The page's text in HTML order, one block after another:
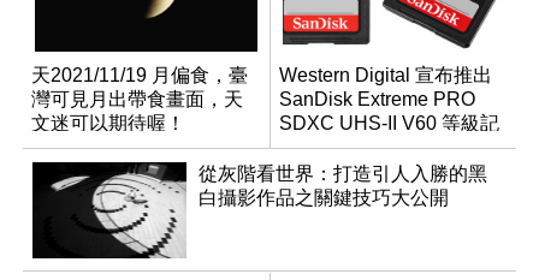
天2021/11/19 月偏食，臺
灣可見月出帶食畫面，天
文迷可以期待喔！
Western Digital 宣布推出
SanDisk Extreme PRO
SDXC UHS-II V60 等級記
憶卡
從灰階看世界：打造引人入勝的黑
白攝影作品之關鍵技巧大公開